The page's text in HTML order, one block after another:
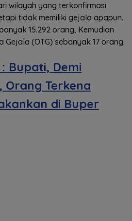
wilayah yang terkonfirmasi
tidak memiliki gejala apapun.
15.292 orang, Kemudian
Gejala (OTG) sebanyak 17 orang.
Bupati, Demi
Orang Terkena
di Buper